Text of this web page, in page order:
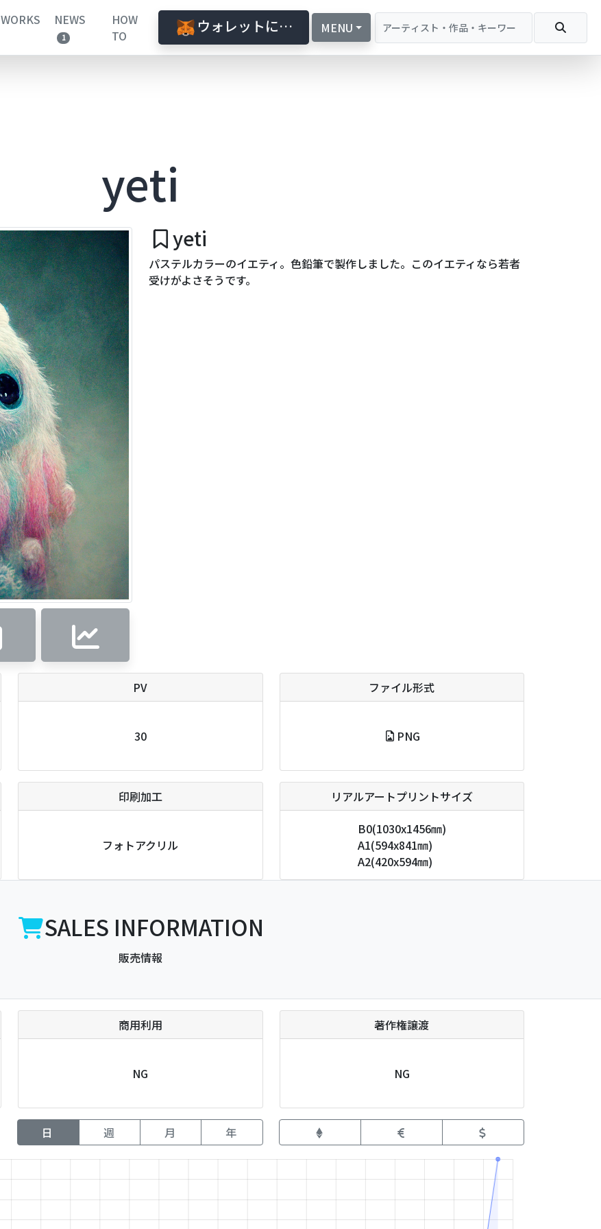
WORKS NEWS
1
HOW
TO
ウォレットに接続 MENU
yeti
yeti
パステルカラーのイエティ。色鉛筆で製作しました。このイエティなら若者
受けがよさそうです。
PV
30
ファイル形式
PNG
印刷加工
フォトアクリル
リアルアートプリントサイズ
B0(1030x1456㎜)
A1(594x841㎜)
A2(420x594㎜)
SALES INFORMATION
販売情報
商用利用
NG
著作権譲渡
NG
日 週 月 年